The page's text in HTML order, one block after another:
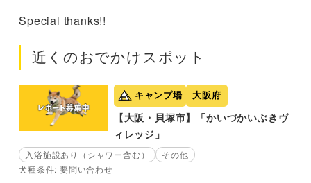
Special thanks!!
近くのおでかけスポット
キャンプ場 大阪府
【大阪・貝塚市】「かいづかいぶきヴ
ィレッジ」
入浴施設あり（シャワー含む）
その他
犬種条件: 要問い合わせ